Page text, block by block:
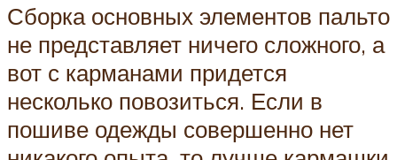
Сборка основных элементов пальто
не представляет ничего сложного, а
вот с карманами придется
несколько повозиться. Если в
пошиве одежды совершенно нет